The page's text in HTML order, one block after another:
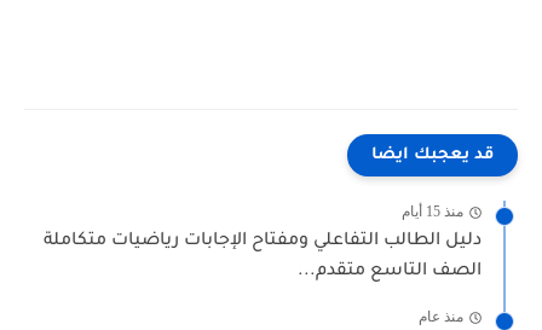
قد يعجبك ايضا
منذ 15 أيام
دليل الطالب التفاعلي ومفتاح الإجابات رياضيات متكاملة
الصف التاسع متقدم...
منذ عام